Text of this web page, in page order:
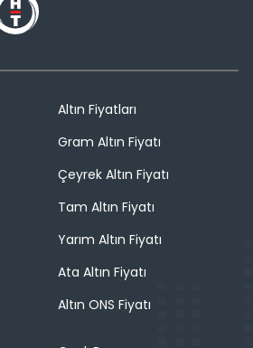
Altın Fiyatları
Gram Altın Fiyatı
Çeyrek Altın Fiyatı
Tam Altın Fiyatı
Yarım Altın Fiyatı
Ata Altın Fiyatı
Altın ONS Fiyatı